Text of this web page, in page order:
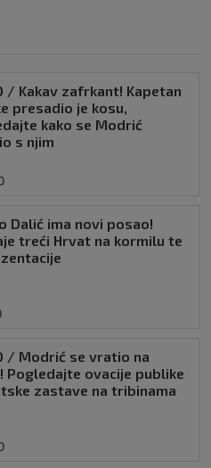
/ Kakav zafrkant! Kapetan
presadio je kosu,
kako se Modrić
s njim
Dalić ima novi posao!
treći Hrvat na kormilu te
/ Modrić se vratio na
Pogledajte ovacije publike
zastave na tribinama